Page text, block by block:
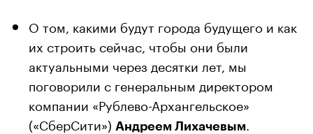
О том, какими будут города будущего и как
их строить сейчас, чтобы они были
актуальными через десятки лет, мы
поговорили с генеральным директором
компании «Рублево-Архангельское»
(«СберСити») Андреем Лихачевым